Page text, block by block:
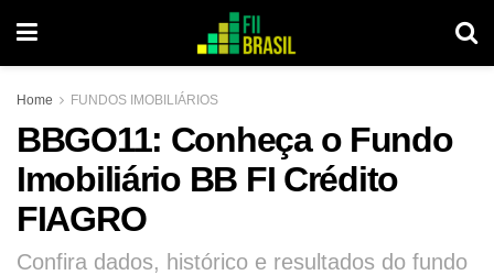
Home FUNDOS IMOBILIÁRIOS
BBGO11: Conheça o Fundo
Imobiliário BB FI Crédito
FIAGRO
Confira dados, histórico e resultados do fundo